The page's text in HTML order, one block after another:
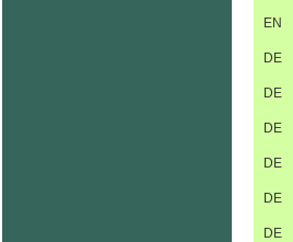
EN
DE
DE
DE
DE
DE
DE